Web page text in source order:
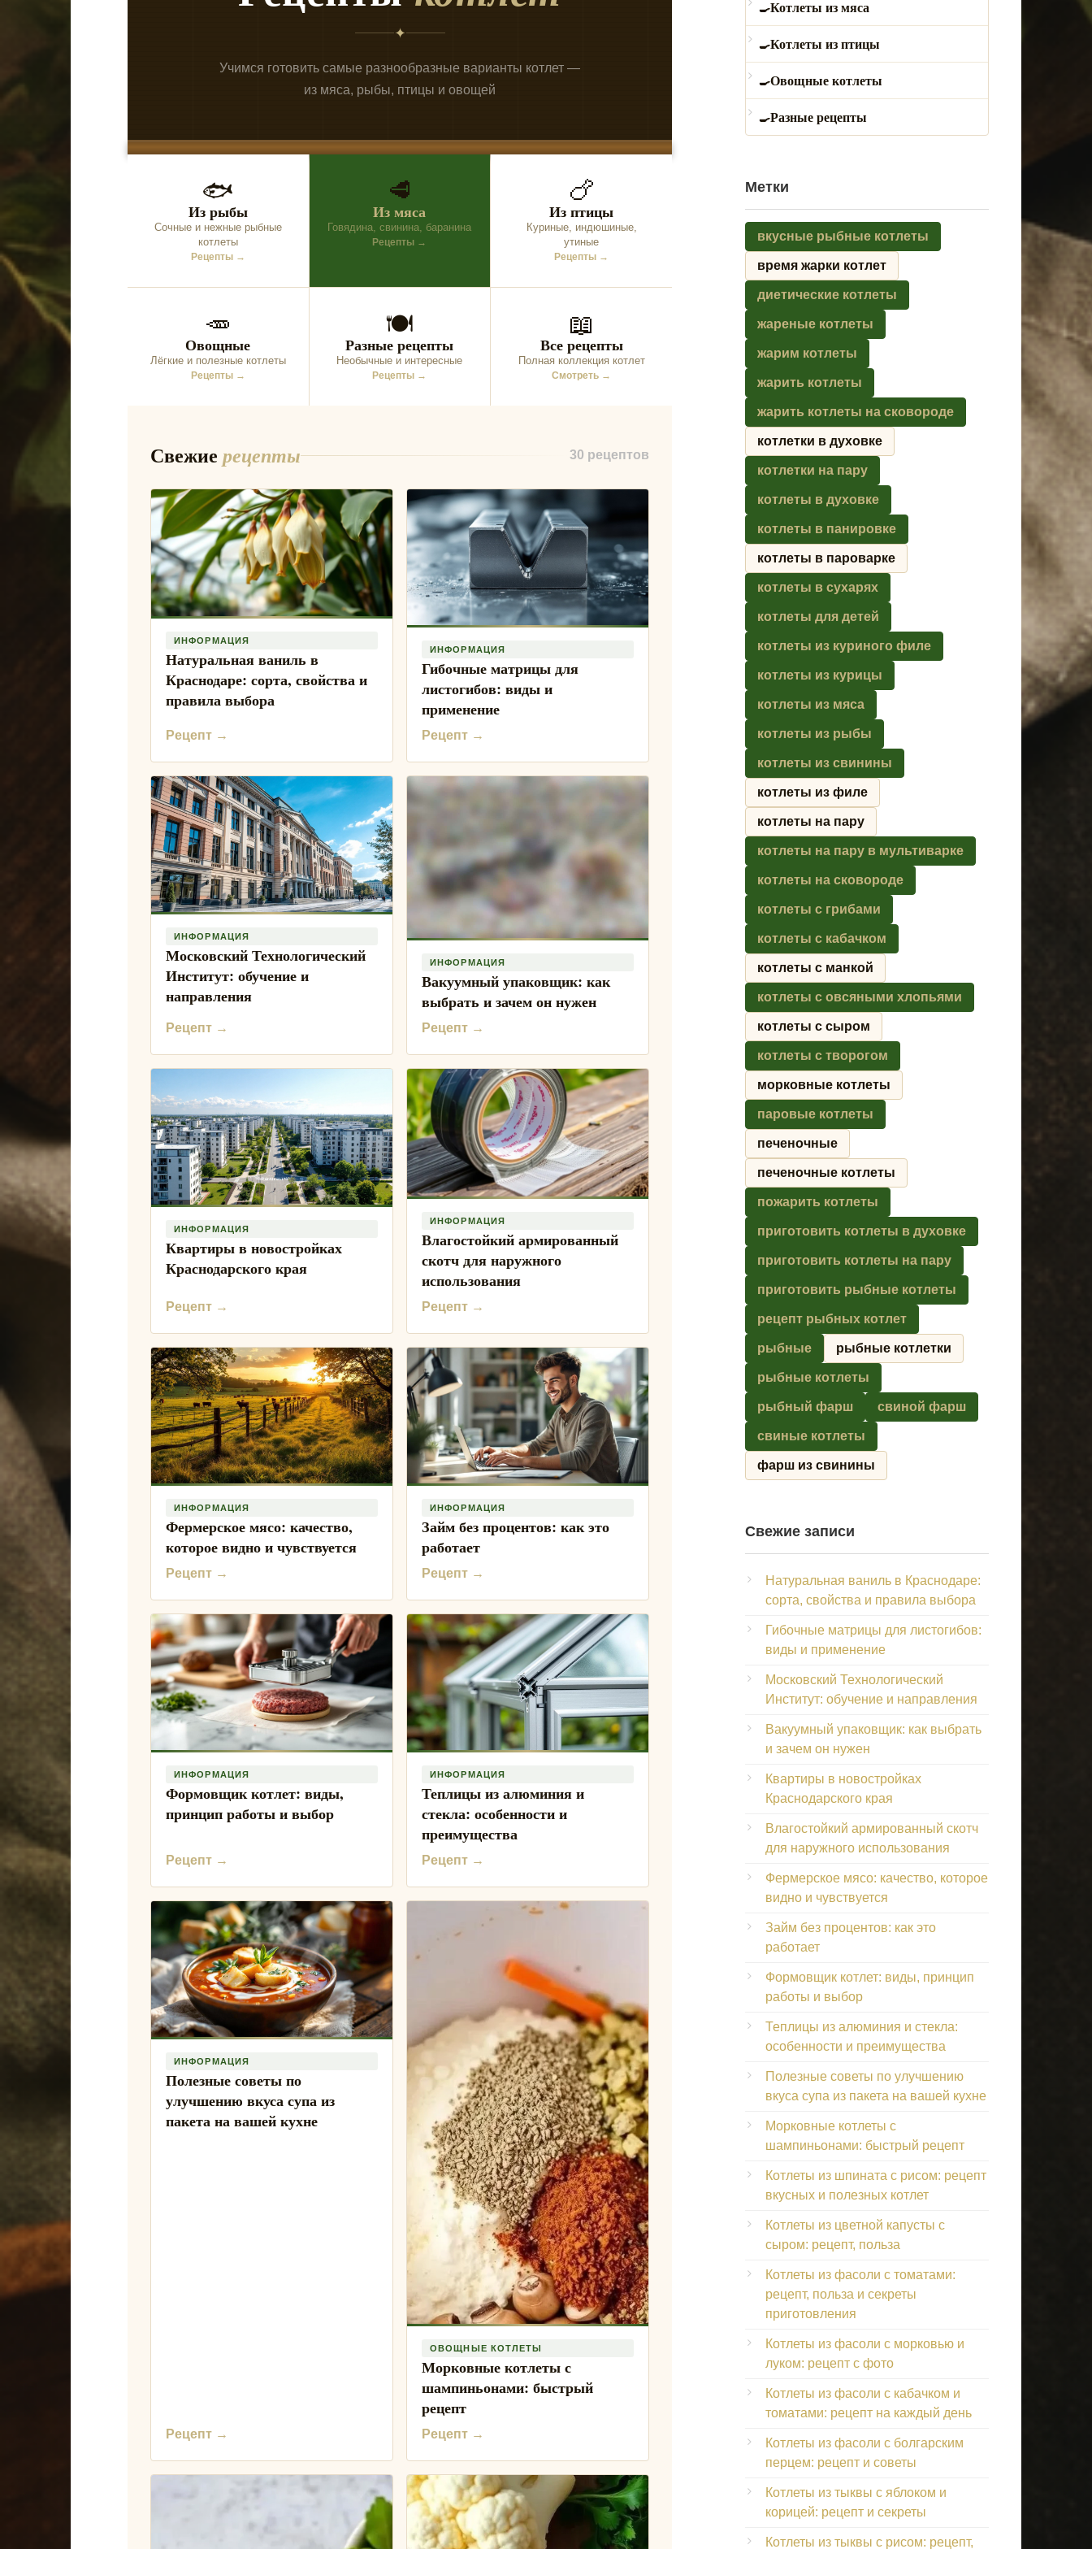
✦
Учимся готовить самые разнообразные варианты котлет —
из мяса, рыбы, птицы и овощей
🐟
Из рыбы
Сочные и нежные рыбные
котлеты
Рецепты →
🥩
Из мяса
Говядина, свинина, баранина
Рецепты →
🍗
Из птицы
Куриные, индюшиные,
утиные
Рецепты →
🥕
Овощные
Лёгкие и полезные котлеты
Рецепты →
🍽
Разные рецепты
Необычные и интересные
Рецепты →
📖
Все рецепты
Полная коллекция котлет
Смотреть →
Свежие рецепты 30 рецептов
ИНФОРМАЦИЯ
Натуральная ваниль в
Краснодаре: сорта, свойства и
правила выбора
Рецепт →
ИНФОРМАЦИЯ
Гибочные матрицы для
листогибов: виды и
применение
Рецепт →
ИНФОРМАЦИЯ
Московский Технологический
Институт: обучение и
направления
Рецепт →
ИНФОРМАЦИЯ
Вакуумный упаковщик: как
выбрать и зачем он нужен
Рецепт →
ИНФОРМАЦИЯ
Квартиры в новостройках
Краснодарского края
Рецепт →
ИНФОРМАЦИЯ
Влагостойкий армированный
скотч для наружного
использования
Рецепт →
ИНФОРМАЦИЯ
Фермерское мясо: качество,
которое видно и чувствуется
Рецепт →
ИНФОРМАЦИЯ
Займ без процентов: как это
работает
Рецепт →
ИНФОРМАЦИЯ
Формовщик котлет: виды,
принцип работы и выбор
Рецепт →
ИНФОРМАЦИЯ
Теплицы из алюминия и
стекла: особенности и
преимущества
Рецепт →
ИНФОРМАЦИЯ
Полезные советы по
улучшению вкуса супа из
пакета на вашей кухне
Рецепт →
ОВОЩНЫЕ КОТЛЕТЫ
Морковные котлеты с
шампиньонами: быстрый
рецепт
Рецепт →
Котлеты из мяса
Котлеты из птицы
Овощные котлеты
Разные рецепты
Метки
вкусные рыбные котлеты
время жарки котлет
диетические котлеты
жареные котлеты
жарим котлеты
жарить котлеты
жарить котлеты на сковороде
котлетки в духовке
котлетки на пару
котлеты в духовке
котлеты в панировке
котлеты в пароварке
котлеты в сухарях
котлеты для детей
котлеты из куриного филе
котлеты из курицы
котлеты из мяса
котлеты из рыбы
котлеты из свинины
котлеты из филе
котлеты на пару
котлеты на пару в мультиварке
котлеты на сковороде
котлеты с грибами
котлеты с кабачком
котлеты с манкой
котлеты с овсяными хлопьями
котлеты с сыром
котлеты с творогом
морковные котлеты
паровые котлеты
печеночные
печеночные котлеты
пожарить котлеты
приготовить котлеты в духовке
приготовить котлеты на пару
приготовить рыбные котлеты
рецепт рыбных котлет
рыбные рыбные котлетки
рыбные котлеты
рыбный фарш свиной фарш
свиные котлеты
фарш из свинины
Свежие записи
Натуральная ваниль в Краснодаре:
сорта, свойства и правила выбора
Гибочные матрицы для листогибов:
виды и применение
Московский Технологический
Институт: обучение и направления
Вакуумный упаковщик: как выбрать
и зачем он нужен
Квартиры в новостройках
Краснодарского края
Влагостойкий армированный скотч
для наружного использования
Фермерское мясо: качество, которое
видно и чувствуется
Займ без процентов: как это
работает
Формовщик котлет: виды, принцип
работы и выбор
Теплицы из алюминия и стекла:
особенности и преимущества
Полезные советы по улучшению
вкуса супа из пакета на вашей кухне
Морковные котлеты с
шампиньонами: быстрый рецепт
Котлеты из шпината с рисом: рецепт
вкусных и полезных котлет
Котлеты из цветной капусты с
сыром: рецепт, польза
Котлеты из фасоли с томатами:
рецепт, польза и секреты
приготовления
Котлеты из фасоли с морковью и
луком: рецепт с фото
Котлеты из фасоли с кабачком и
томатами: рецепт на каждый день
Котлеты из фасоли с болгарским
перцем: рецепт и советы
Котлеты из тыквы с яблоком и
корицей: рецепт и секреты
Котлеты из тыквы с рисом: рецепт,